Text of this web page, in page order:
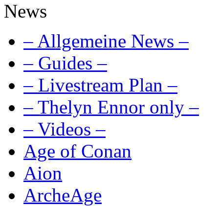
News
– Allgemeine News –
– Guides –
– Livestream Plan –
– Thelyn Ennor only –
– Videos –
Age of Conan
Aion
ArcheAge